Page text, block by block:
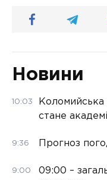
Новини
10:03
Коломийська
стане
9:36 Прогноз
9:00
09:00 –